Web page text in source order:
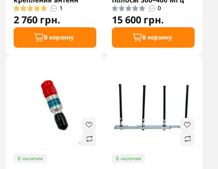
1
2 760 грн.
В корзину
0
15 600 грн.
В корзину
В наличии В наличии